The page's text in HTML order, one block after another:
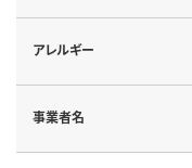
アレルギー
事業者名